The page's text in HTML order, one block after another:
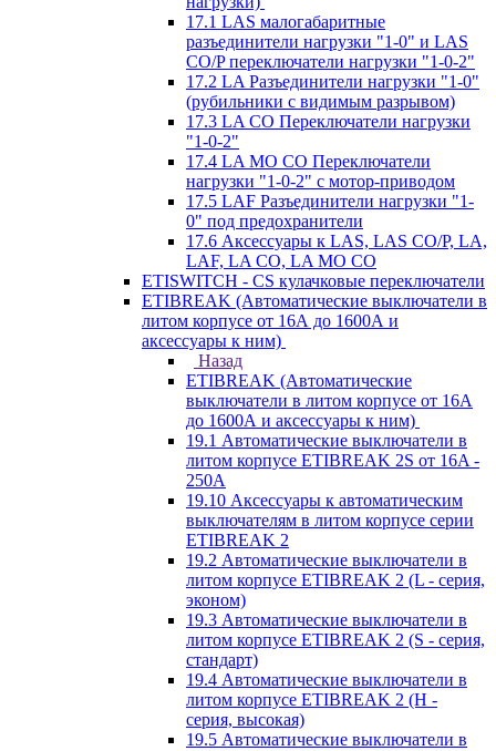
17.1 LAS малогабаритные
разъединители нагрузки "1-0" и LAS
CO/P переключатели нагрузки "1-0-2"
17.2 LA Разъединители нагрузки "1-0"
(рубильники с видимым разрывом)
17.3 LA CO Переключатели нагрузки
"1-0-2"
17.4 LA MO CO Переключатели
нагрузки "1-0-2" с мотор-приводом
17.5 LAF Разъединители нагрузки "1-
0" под предохранители
17.6 Аксессуары к LAS, LAS CO/P, LA,
LAF, LA CO, LA MO CO
ETISWITCH - CS кулачковые переключатели
ETIBREAK (Автоматические выключатели в
литом корпусе от 16А до 1600А и
аксессуары к ним)
Назад
ETIBREAK (Автоматические
выключатели в литом корпусе от 16А
до 1600А и аксессуары к ним)
19.1 Автоматические выключатели в
литом корпусе ETIBREAK 2S от 16A -
250A
19.10 Аксессуары к автоматическим
выключателям в литом корпусе серии
ETIBREAK 2
19.2 Автоматические выключатели в
литом корпусе ETIBREAK 2 (L - серия,
эконом)
19.3 Автоматические выключатели в
литом корпусе ETIBREAK 2 (S - серия,
стандарт)
19.4 Автоматические выключатели в
литом корпусе ETIBREAK 2 (H -
серия, высокая)
19.5 Автоматические выключатели в